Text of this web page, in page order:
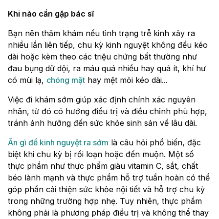
Khi nào cần gặp bác sĩ
Bạn nên thăm khám nếu tình trạng trễ kinh xảy ra
nhiều lần liên tiếp, chu kỳ kinh nguyệt không đều kéo
dài hoặc kèm theo các triệu chứng bất thường như
đau bụng dữ dội, ra máu quá nhiều hay quá ít, khí hư
có mùi lạ, chóng mặt hay mệt mỏi kéo dài...
Việc đi khám sớm giúp xác định chính xác nguyên
nhân, từ đó có hướng điều trị và điều chỉnh phù hợp,
tránh ảnh hưởng đến sức khỏe sinh sản về lâu dài.
Ăn gì để kinh nguyệt ra sớm là câu hỏi phổ biến, đặc
biệt khi chu kỳ bị rối loạn hoặc đến muộn. Một số
thực phẩm như thực phẩm giàu vitamin C, sắt, chất
béo lành mạnh và thực phẩm hỗ trợ tuần hoàn có thể
góp phần cải thiện sức khỏe nội tiết và hỗ trợ chu kỳ
trong những trường hợp nhẹ. Tuy nhiên, thực phẩm
không phải là phương pháp điều trị và không thể thay